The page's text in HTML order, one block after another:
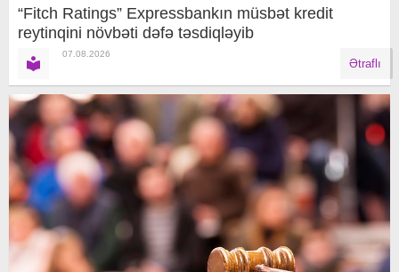
“Fitch Ratings” Expressbankın müsbət kredit
reytinqini növbəti dəfə təsdiqləyib
07.08.2026
Ətraflı